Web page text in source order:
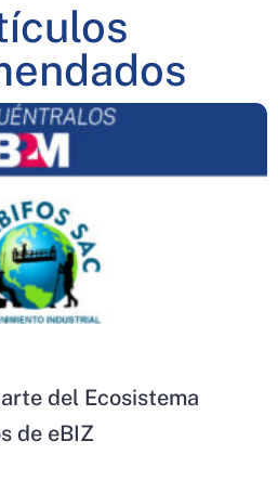
del Ecosistema
de eBIZ